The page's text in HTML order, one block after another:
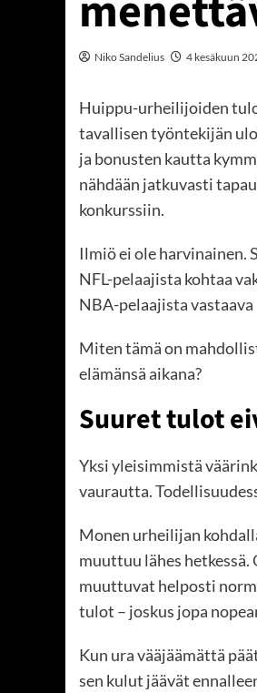
Niko Sandelius 4 kesäkuun
Huippu-urheilijoiden
tavallisen työntekijän
ja bonusten kautta
nähdään jatkuvasti
konkurssiin.
Ilmiö ei ole harvinainen.
NFL-pelaajista kohtaa
NBA-pelaajista
Miten tämä on
elämänsä aikana?
Suuret tulot
Yksi yleisimmistä
vaurautta.
Monen urheilijan
muuttuu lähes hetkessä.
muuttuvat helposti
tulot – joskus jopa
Kun ura vääjäämättä
sen kulut jäävät